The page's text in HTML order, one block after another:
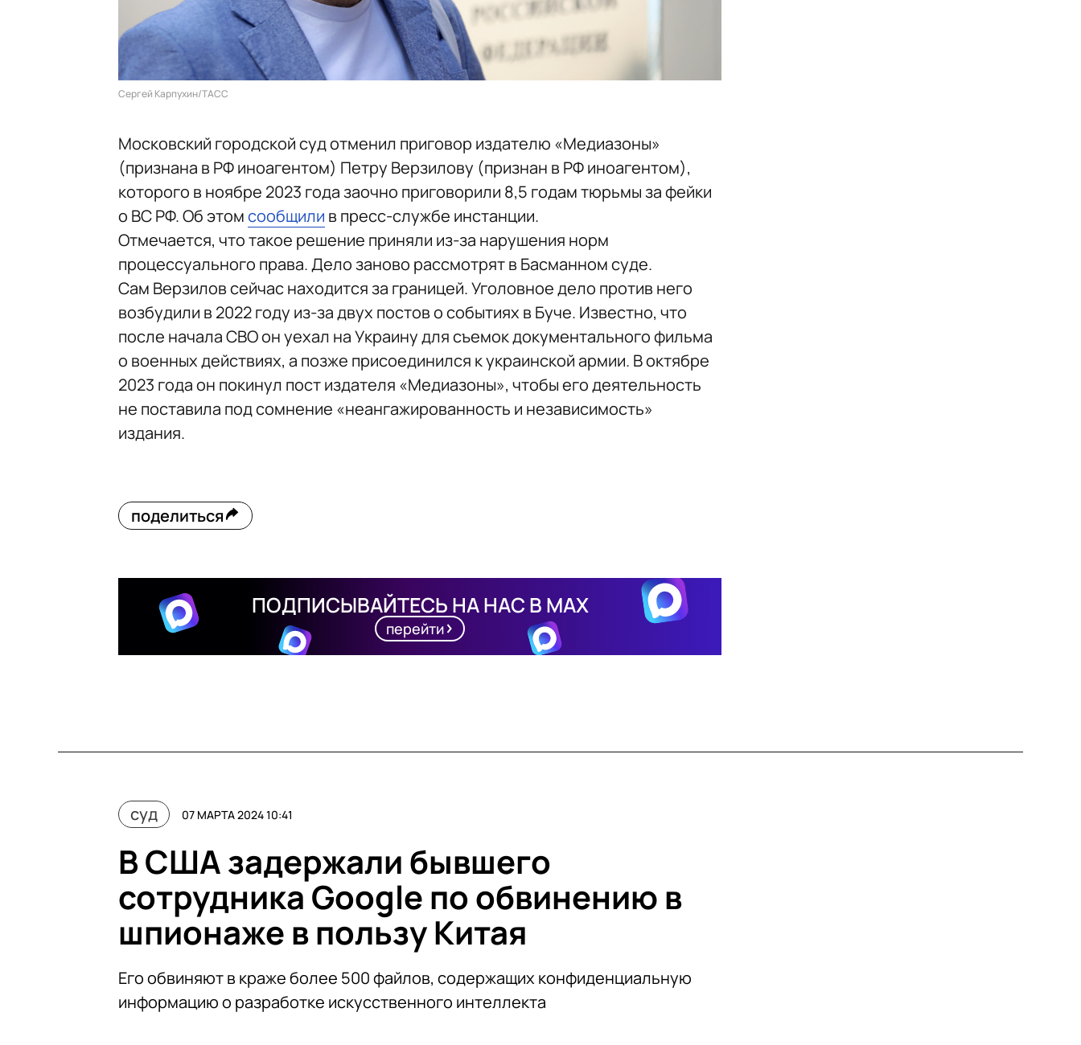
Сергей Карпухин/ТАСС
Московский городской суд отменил приговор издателю «Медиазоны»
(признана в РФ иноагентом) Петру Верзилову (признан в РФ иноагентом),
которого в ноябре 2023 года заочно приговорили 8,5 годам тюрьмы за фейки
о ВС РФ. Об этомсообщили в пресс-службе инстанции.
Отмечается, что такое решение приняли из-за нарушения норм
процессуального права. Дело заново рассмотрят в Басманном суде.
Сам Верзилов сейчас находится за границей. Уголовное дело против него
возбудили в 2022 году из-за двух постов о событиях в Буче. Известно, что
после начала СВО он уехал на Украину для съемок документального фильма
о военных действиях, а позже присоединился к украинской армии. В октябре
2023 года он покинул пост издателя «Медиазоны», чтобы его деятельность
не поставила под сомнение «неангажированность и независимость»
издания.
поделиться
ПОДПИСЫВАЙТЕСЬ НА НАС В MAX
перейти
суд 07 МАРТА 2024 10:41
В США задержали бывшего
сотрудника Google по обвинению в
шпионаже в пользу Китая
Его обвиняют в краже более 500 файлов, содержащих конфиденциальную
информацию о разработке искусственного интеллекта